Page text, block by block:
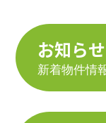
お知ら
新着物件情